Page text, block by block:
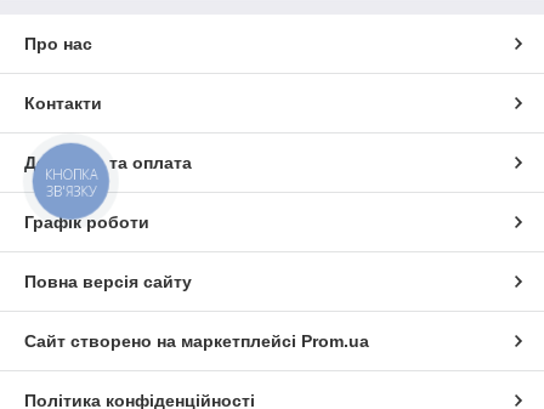
Про нас
Контакти
Доставка та оплата
Графік роботи
Повна версія сайту
Сайт створено на маркетплейсі Prom.ua
Політика конфіденційності
КНОПКА
ЗВ'ЯЗКУ